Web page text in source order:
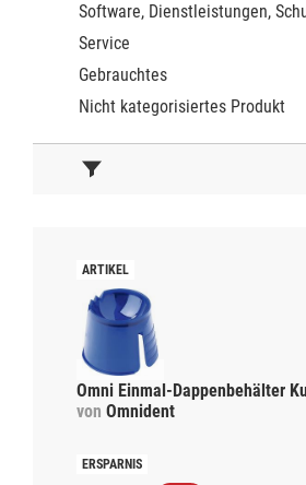
Software, Dienstleistungen,
Service
Gebrauchtes
Nicht kategorisiertes Produkt
Omni Einmal-Dappenbehälter
von Omnident